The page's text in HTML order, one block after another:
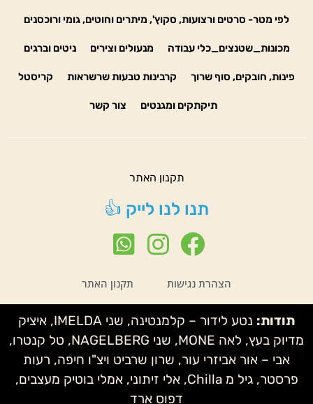
לפי מטר- סרטים ורצועות, סקוץ', מיתרים וחוטים, גומי ורוכסנים
מכונות_שטנצים_כלי עבודה מנעולים וצירים ניטים וברגים
פינות, חובקים, סוף שרוך קרבינות טבעות שרשראות קריסטל
תיקתקים ומגנטים צור קשר
תקנון האתר
תנו לנו לייק 👍
הצהרת נגישות תקנון האתר
תודות:
נטע לידור – קלמנטינה, שני IMELDA, איציק
מדיוק בעץ, לאה MONE, שני NAGELBERG, טל קנטרו,
אבי – אור אביזרי עור, שרון שרביט ויצ"ו חיפה, רעות
פרסטר, גיל מ Chilla, אלי זיתוני, אמלי בוטיק מעצבים,
דפוס ארד